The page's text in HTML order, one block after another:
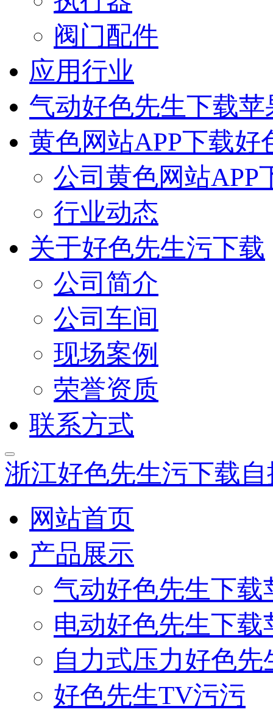
阀门配件
应用行业
气动好色先生下载
黄色网站APP下载好
公司黄色网站APP
行业动态
关于好色先生污下载
公司简介
公司车间
现场案例
荣誉资质
联系方式
浙江好色先生污下载
网站首页
产品展示
气动好色先生下
电动好色先生下
自力式压力好色
好色先生TV污污